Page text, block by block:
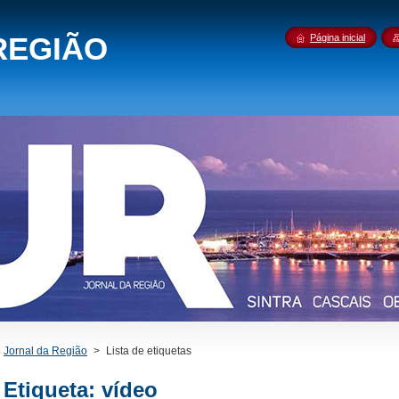
Jornal da Região > Lista de etiquetas
Etiqueta: vídeo
Página inicial